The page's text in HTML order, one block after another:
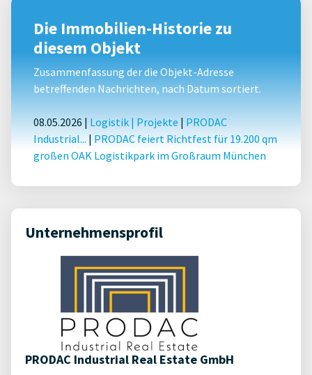
Die Immobilien-Historie zu
diesem Objekt
Zusammenfassung der die Objekt-Adresse
betreffenden Nachrichten, nach Datum sortiert.
08.05.2026 | Logistik | Projekte | PRODAC
Industrial... | PRODAC feiert Richtfest für 19.200 qm
großen OAK Logistikpark im Großraum München
Unternehmensprofil
PRODAC Industrial Real Estate GmbH